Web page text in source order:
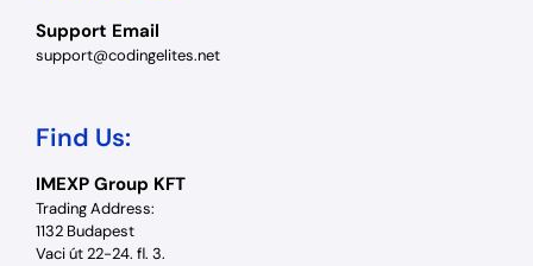
Support Email
support@codingelites.net
Find Us:
IMEXP Group KFT
Trading Address:
1132 Budapest
Vaci út 22-24. fl. 3.